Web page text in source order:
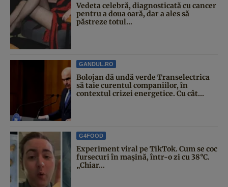
Vedeta celebră, diagnosticată cu cancer
pentru a doua oară, dar a ales să
păstreze totul...
GANDUL.RO
Bolojan dă undă verde Transelectrica
să taie curentul companiilor, în
contextul crizei energetice. Cu cât...
G4FOOD
Experiment viral pe TikTok. Cum se coc
fursecuri în mașină, într-o zi cu 38°C.
„Chiar...